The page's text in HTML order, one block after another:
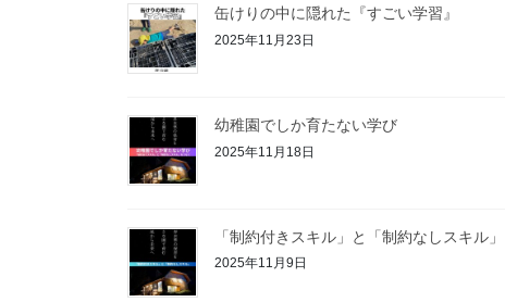
缶けりの中に隠れた『すごい学習』
2025年11月23日
幼稚園でしか育たない学び
2025年11月18日
「制約付きスキル」と「制約なしスキル」
2025年11月9日